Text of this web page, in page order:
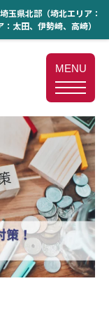
玉県北部（埼北エリア：
太田、伊勢崎、高崎）
MENU